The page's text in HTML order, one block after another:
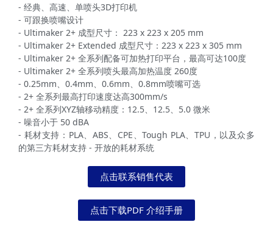
- 经典、高速、单喷头3D打印机
- 可跟换喷嘴设计
- Ultimaker 2+ 成型尺寸： 223 x 223 x 205 mm
- Ultimaker 2+ Extended 成型尺寸：223 x 223 x 305 mm
- Ultimaker 2+ 全系列配备可加热打印平台，最高可达100度
- Ultimaker 2+ 全系列喷头最高加热温度 260度
- 0.25mm、0.4mm、0.6mm、0.8mm喷嘴可选
- 2+ 全系列最高打印速度达高300mm/s
- 2+ 全系列XYZ轴移动精度：12.5、12.5、5.0 微米
- 噪音小于 50 dBA
- 耗材支持：PLA、ABS、CPE、Tough PLA、TPU，以及众多
的第三方耗材支持 - 开放的耗材系统
点击联系销售代表
点击下载PDF 介绍手册